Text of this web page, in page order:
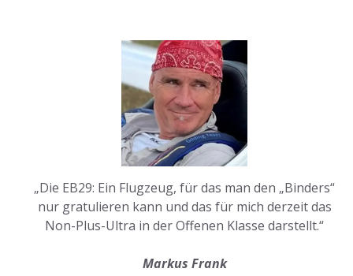
„Die EB29: Ein Flugzeug, für das man den „Binders“
nur gratulieren kann und das für mich derzeit das
Non-Plus-Ultra in der Offenen Klasse darstellt.“
Markus Frank